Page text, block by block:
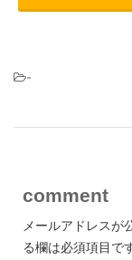
-
comment
メールアドレスが
る欄は必須項目で